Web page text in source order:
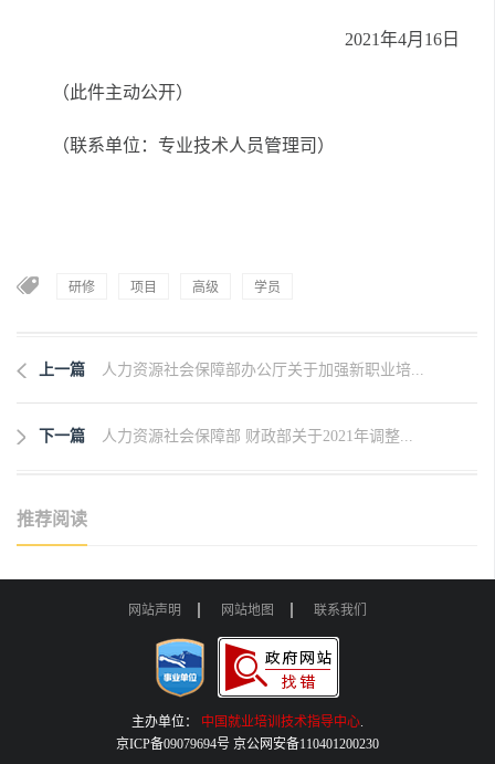
2021年4月16日
（此件主动公开）
（联系单位：专业技术人员管理司）
研修 项目 高级 学员
上一篇 人力资源社会保障部办公厅关于加强新职业培...
下一篇 人力资源社会保障部 财政部关于2021年调整...
推荐阅读
网站声明 网站地图 联系我们
主办单位： 中国就业培训技术指导中心.
京ICP备09079694号 京公网安备110401200230